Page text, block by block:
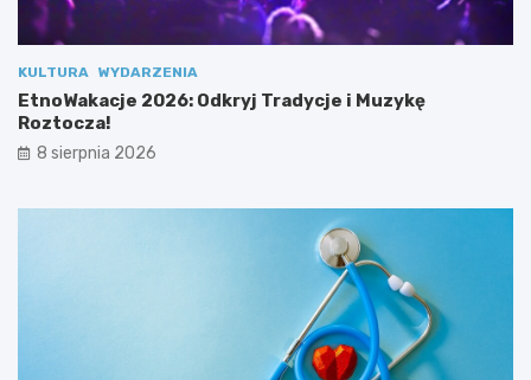
KULTURA WYDARZENIA
EtnoWakacje 2026: Odkryj Tradycje i Muzykę
Roztocza!
8 sierpnia 2026